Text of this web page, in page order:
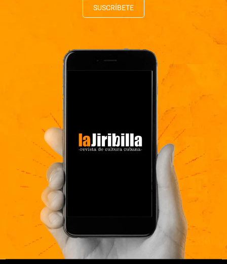
SUSCRÍBETE